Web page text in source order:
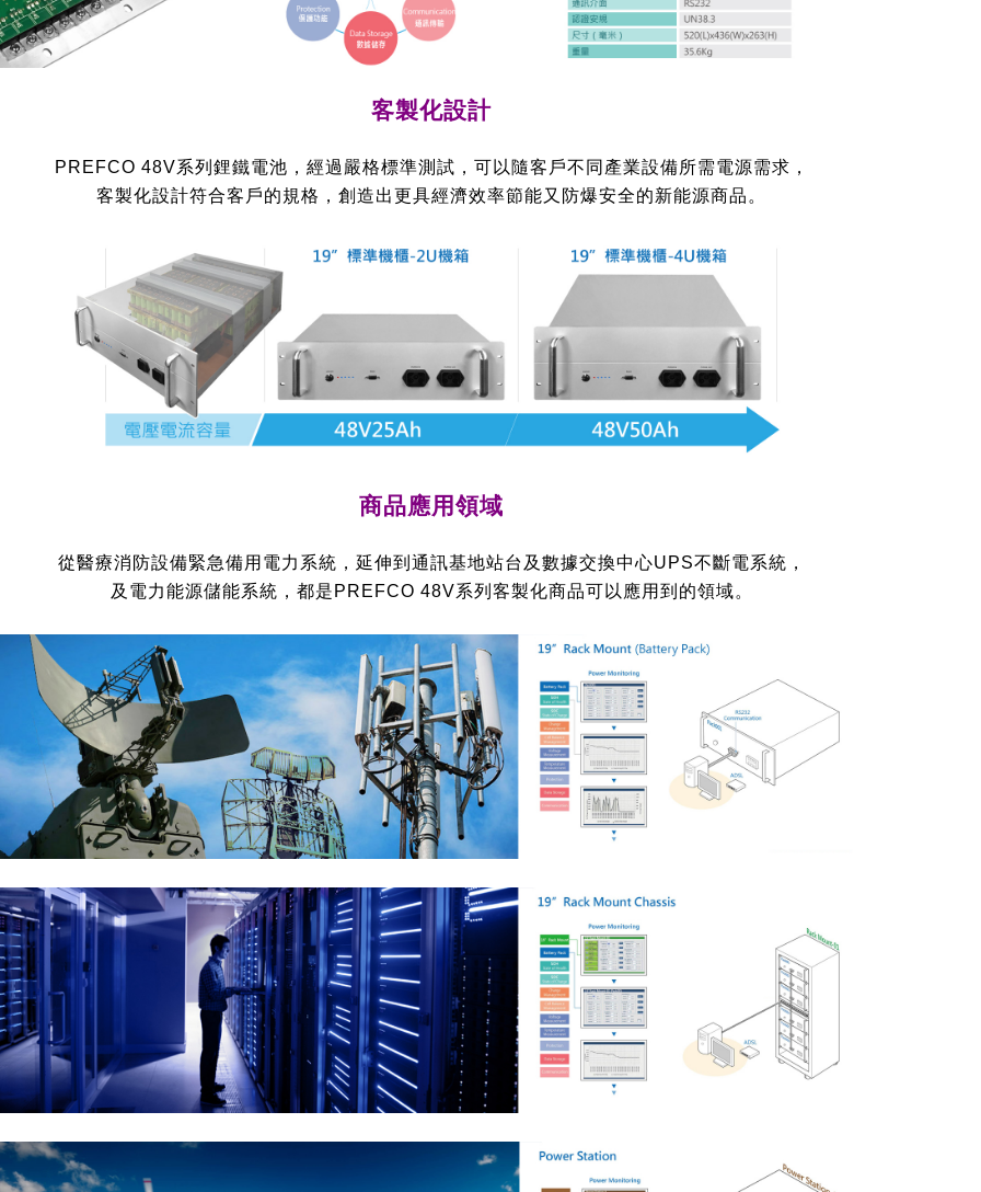
客製化設計
PREFCO 48V系列鋰鐵電池，經過嚴格標準測試，可以隨客戶不同產業設備所需電源需求，
客製化設計符合客戶的規格，創造出更具經濟效率節能又防爆安全的新能源商品。
商品應用領域
從醫療消防設備緊急備用電力系統，延伸到通訊基地站台及數據交換中心UPS不斷電系統，
及電力能源儲能系統，都是PREFCO 48V系列客製化商品可以應用到的領域。